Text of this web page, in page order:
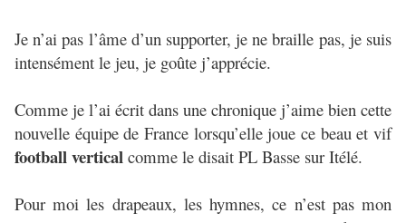
Je n’ai pas l’âme d’un supporter, je ne braille pas, je suis
intensément le jeu, je goûte j’apprécie.
Comme je l’ai écrit dans une chronique j’aime bien cette
nouvelle équipe de France lorsqu’elle joue ce beau et vif
football vertical comme le disait PL Basse sur Itélé.
Pour moi les drapeaux, les hymnes, ce n’est pas mon